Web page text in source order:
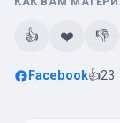
👍 ❤️ 👎
Facebook👍23